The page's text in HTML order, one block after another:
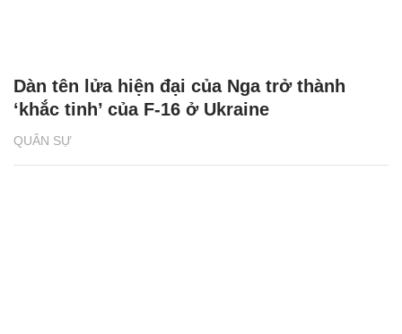
QUÂN SỰ
Dàn tên lửa hiện đại của Nga trở thành
‘khắc tinh’ của F-16 ở Ukraine